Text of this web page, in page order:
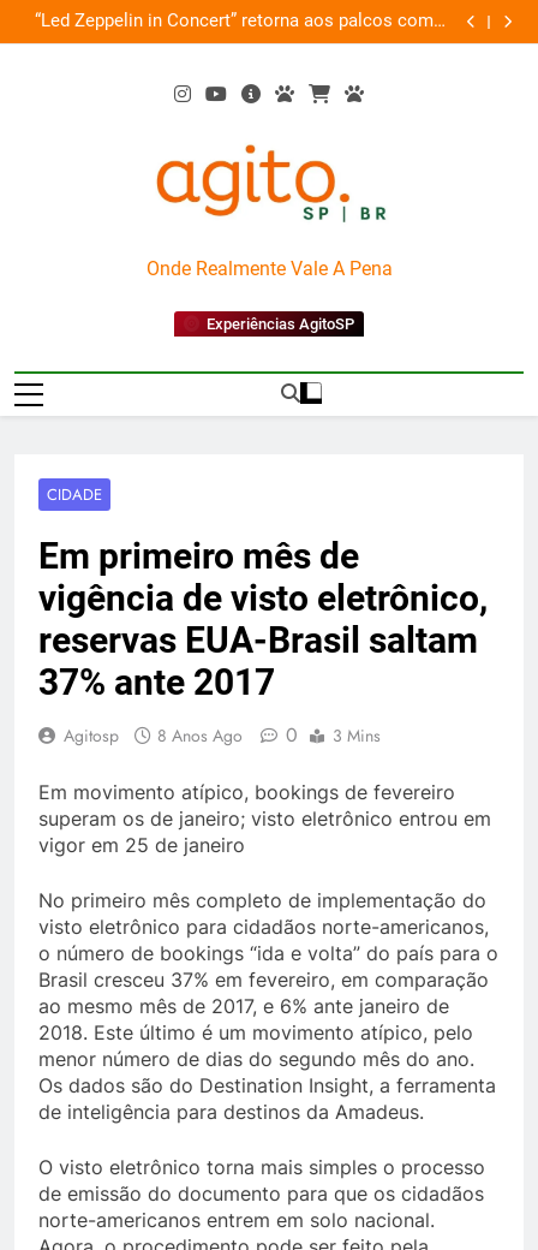
Skip
to
“Led Zeppelin in Concert” retorna aos palcos com a
Nova Orquestra
Cobasi
AgitoSP
Onde Realmente Vale A Pena
Experiências AgitoSP
CIDADE
Em primeiro mês de
vigência de visto eletrônico,
reservas EUA-Brasil saltam
37% ante 2017
Agitosp 8 Anos Ago 0 3 Mins
Em movimento atípico, bookings de fevereiro
superam os de janeiro; visto eletrônico entrou em
vigor em 25 de janeiro
No primeiro mês completo de implementação do
visto eletrônico para cidadãos norte-americanos,
o número de bookings “ida e volta” do país para o
Brasil cresceu 37% em fevereiro, em comparação
ao mesmo mês de 2017, e 6% ante janeiro de
2018. Este último é um movimento atípico, pelo
menor número de dias do segundo mês do ano.
Os dados são do Destination Insight, a ferramenta
de inteligência para destinos da Amadeus.
O visto eletrônico torna mais simples o processo
de emissão do documento para que os cidadãos
norte-americanos entrem em solo nacional.